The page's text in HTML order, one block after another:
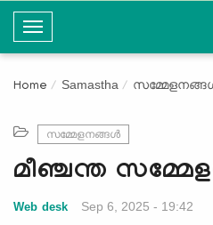
T
o
g
N
a
v
Home Samastha
സമ്മേളനങ്ങൾ
മീഞ്ചന്ത
Web desk Sep 6, 2025 - 19:42